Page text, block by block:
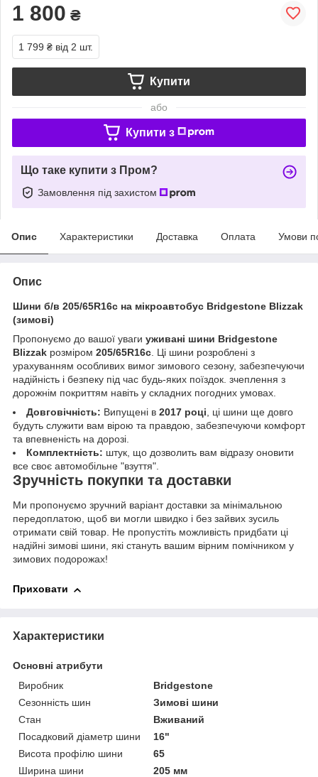
1 800 ₴
1 799 ₴ від 2 шт.
Купити
або
Купити з
Що таке купити з Пром?
Замовлення під захистом
Опис Характеристики Доставка Оплата Умови
Опис
Шини б/в 205/65R16c на мікроавтобус Bridgestone Blizzak
(зимові)
Пропонуємо до вашої уваги уживані шини Bridgestone
Blizzak розміром 205/65R16c . Ці шини розроблені з
урахуванням особливих вимог зимового сезону, забезпечуючи
надійність і безпеку під час будь-яких поїздок. зчеплення з
дорожнім покриттям навіть у складних погодних умовах.
Довговічність: Випущені в 2017 році , ці шини ще довго
будуть служити вам вірою та правдою, забезпечуючи комфорт
та впевненість на дорозі.
Комплектність: штук, що дозволить вам відразу оновити
все своє автомобільне "взуття".
Зручність покупки та доставки
Ми пропонуємо зручний варіант доставки за мінімальною
передоплатою, щоб ви могли швидко і без зайвих зусиль
отримати свій товар. Не пропустіть можливість придбати ці
надійні зимові шини, які стануть вашим вірним помічником у
зимових подорожах!
Приховати
Характеристики
Основні атрибути
Виробник
Bridgestone
Сезонність шин
Зимові шини
Стан
Вживаний
Посадковий діаметр шини
16"
Висота профілю шини
65
Ширина шини
205 мм